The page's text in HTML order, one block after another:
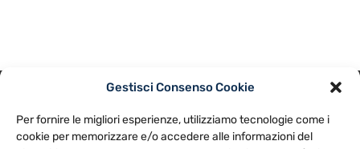
Gestisci Consenso Cookie
Per fornire le migliori esperienze, utilizziamo tecnologie come i
cookie per memorizzare e/o accedere alle informazioni del
NOTE LEGALI
CONTATTACI PREFERENZE